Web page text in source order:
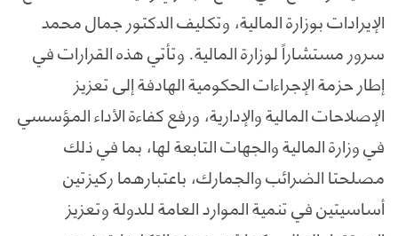
الإيرادات بوزارة المالية، وتكليف الدكتور جمال محمد
سرور مستشاراً لوزارة المالية. وتأتي هذه القرارات في
إطار حزمة الإجراءات الحكومية الهادفة إلى تعزيز
الإصلاحات المالية والإدارية، ورفع كفاءة الأداء المؤسسي
في وزارة المالية والجهات التابعة لها، بما في ذلك
مصلحتا الضرائب والجمارك، باعتبارهما ركيزتين
أساسيتين في تنمية الموارد العامة للدولة وتعزيز